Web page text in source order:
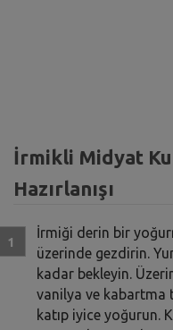
İrmikli Midyat
Hazırlanışı
İrmiği derin bir
üzerinde gezdirin.
kadar bekleyin.
vanilya ve kabartma
katıp iyice yoğurun.